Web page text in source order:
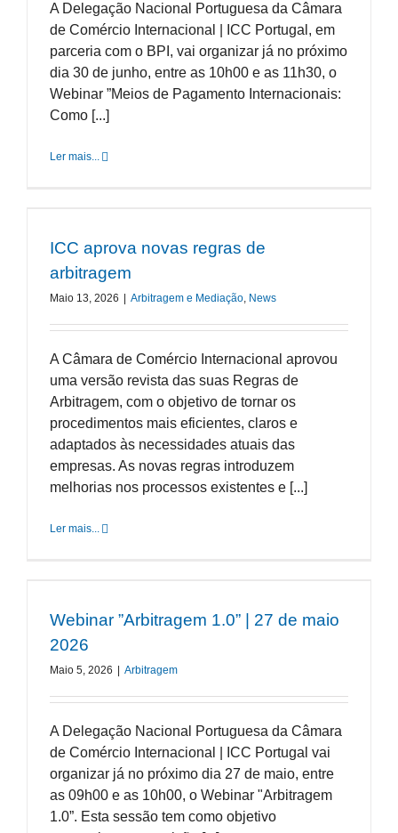
A Delegação Nacional Portuguesa da Câmara
de Comércio Internacional | ICC Portugal, em
parceria com o BPI, vai organizar já no próximo
dia 30 de junho, entre as 10h00 e as 11h30, o
Webinar ”Meios de Pagamento Internacionais:
Como [...]
Ler mais...
ICC aprova novas regras de
arbitragem
Maio 13, 2026 Arbitragem e Mediação, News
A Câmara de Comércio Internacional aprovou
uma versão revista das suas Regras de
Arbitragem, com o objetivo de tornar os
procedimentos mais eficientes, claros e
adaptados às necessidades atuais das
empresas. As novas regras introduzem
melhorias nos processos existentes e [...]
Ler mais...
Webinar ”Arbitragem 1.0” | 27 de maio
2026
Maio 5, 2026 Arbitragem
A Delegação Nacional Portuguesa da Câmara
de Comércio Internacional | ICC Portugal vai
organizar já no próximo dia 27 de maio, entre
as 09h00 e as 10h00, o Webinar "Arbitragem
1.0”. Esta sessão tem como objetivo